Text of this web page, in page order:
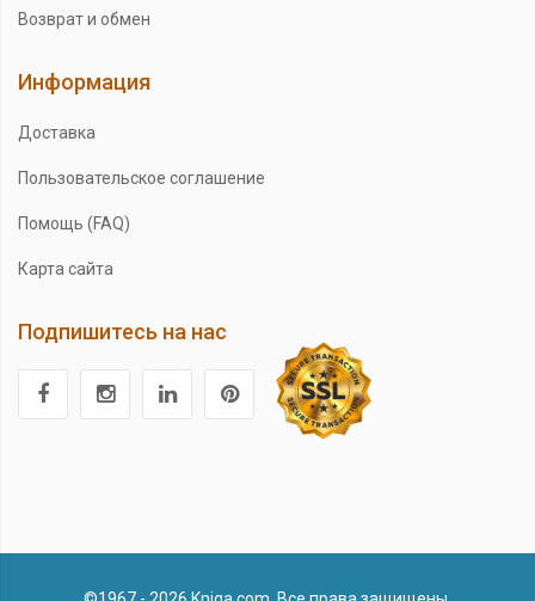
Возврат и обмен
Информация
Доставка
Пользовательское соглашение
Помощь (FAQ)
Карта сайта
Подпишитесь на нас